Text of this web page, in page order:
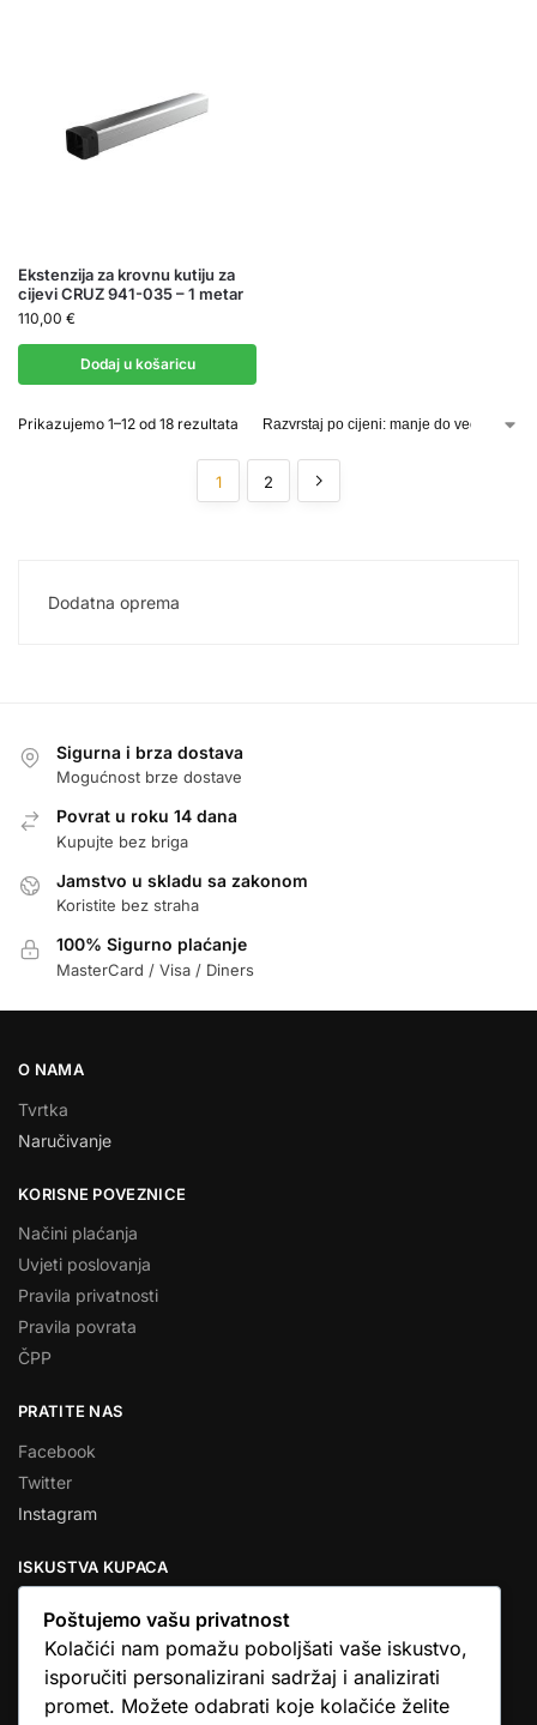
Ekstenzija za krovnu kutiju za
cijevi CRUZ 941-035 – 1 metar
110,00 €
Dodaj u košaricu
Prikazujemo 1–12 od 18 rezultata
1 2
Dodatna oprema
Sigurna i brza dostava
Mogućnost brze dostave
Povrat u roku 14 dana
Kupujte bez briga
Jamstvo u skladu sa zakonom
Koristite bez straha
100% Sigurno plaćanje
MasterCard / Visa / Diners
O NAMA
Tvrtka
Naručivanje
KORISNE POVEZNICE
Načini plaćanja
Uvjeti poslovanja
Pravila privatnosti
Pravila povrata
ČPP
PRATITE NAS
Facebook
Twitter
Instagram
ISKUSTVA KUPACA
★★★★★
… Ono što me se dojmilo je ljudski pristup i njihova briga da
Poštujemo vašu privatnost
Kolačići nam pomažu poboljšati vaše iskustvo,
isporučiti personalizirani sadržaj i analizirati
promet. Možete odabrati koje kolačiće želite